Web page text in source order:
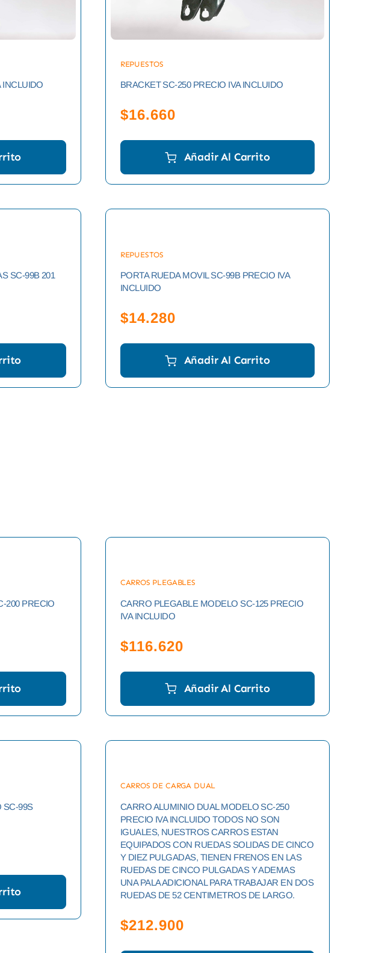
INCLUIDO
REPUESTOS
BRACKET SC-250 PRECIO IVA INCLUIDO
$16.660
Añadir Al Carrito
SC-99B 201
REPUESTOS
PORTA RUEDA MOVIL SC-99B PRECIO IVA
INCLUIDO
$14.280
Añadir Al Carrito
200 PRECIO
CARROS PLEGABLES
CARRO PLEGABLE MODELO SC-125 PRECIO
IVA INCLUIDO
$116.620
Añadir Al Carrito
SC-99S
CARROS DE CARGA DUAL
CARRO ALUMINIO DUAL MODELO SC-250
PRECIO IVA INCLUIDO TODOS NO SON
IGUALES, NUESTROS CARROS ESTAN
EQUIPADOS CON RUEDAS SOLIDAS DE CINCO
Y DIEZ PULGADAS, TIENEN FRENOS EN LAS
RUEDAS DE CINCO PULGADAS Y ADEMAS
UNA PALA ADICIONAL PARA TRABAJAR EN DOS
RUEDAS DE 52 CENTIMETROS DE LARGO.
$212.900